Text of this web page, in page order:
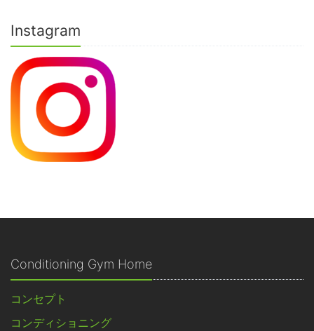
Instagram
Conditioning Gym Home
コンセプト
コンディショニング